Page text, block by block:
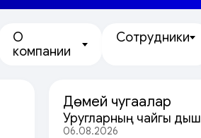
О
компании
Сотрудники
Дөмей чугаалар
Уругларның чайгы
06.08.2026